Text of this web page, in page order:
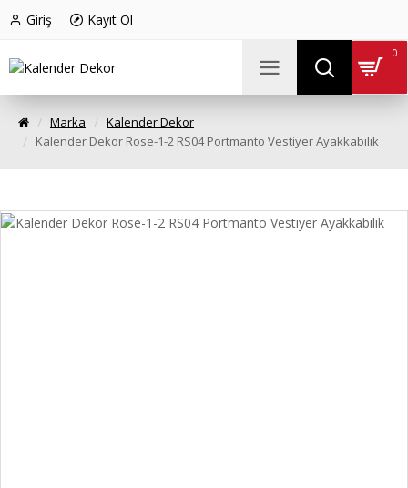
Giriş Kayıt Ol
0
Marka
Kalender Dekor
Kalender Dekor Rose-1-2 RS04 Portmanto Vestiyer Ayakkabılık